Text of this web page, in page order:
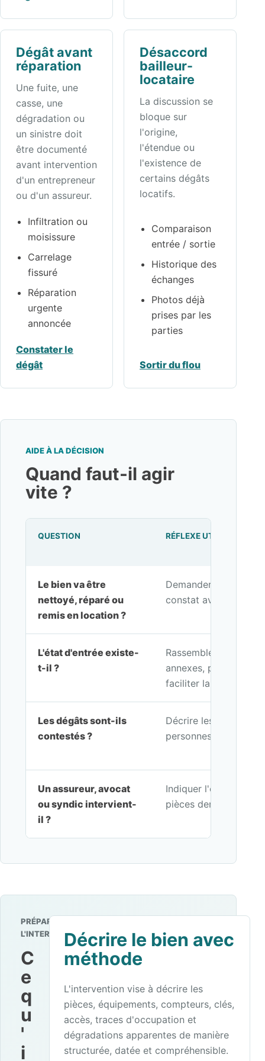
Dégât avant
réparation
Une fuite, une
casse, une
dégradation ou
un sinistre doit
être documenté
avant intervention
d'un entrepreneur
ou d'un assureur.
Infiltration ou
moisissure
Carrelage
fissuré
Réparation
urgente
annoncée
Constater le
dégât
Désaccord
bailleur-
locataire
La discussion se
bloque sur
l'origine,
l'étendue ou
l'existence de
certains dégâts
locatifs.
Comparaison
entrée / sortie
Historique des
échanges
Photos déjà
prises par les
parties
Sortir du flou
AIDE À LA DÉCISION
Quand faut-il agir
vite ?
QUESTION RÉFLEXE UTILE
Le bien va être
nettoyé, réparé ou
remis en location ?
Demander
constat avant
L'état d'entrée existe-
t-il ?
Rassembler le bail,
annexes, photos et
faciliter la
Les dégâts sont-ils
contestés ?
Décrire les zones
personnes
Un assureur, avocat
ou syndic intervient-
il ?
Indiquer l'objectif du
pièces demandées
PRÉPARER
L'INTERVENTION
C
e
q
u
'
i
Décrire le bien avec
méthode
L'intervention vise à décrire les
pièces, équipements, compteurs, clés,
accès, traces d'occupation et
dégradations apparentes de manière
structurée, datée et compréhensible.